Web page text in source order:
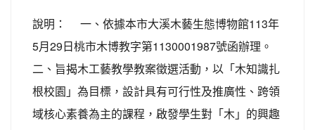
說明： 一、依據本市大溪木藝生態博物館113年
5月29日桃市木博教字第1130001987號函辦理。
二、旨揭木工藝教學教案徵選活動，以「木知識扎
根校園」為目標，設計具有可行性及推廣性、跨領
域核心素養為主的課程，啟發學生對「木」的興趣